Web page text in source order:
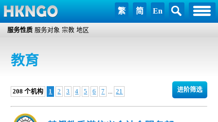
繁 简 En
服务性质 服务对象 宗教 地区
教育
进阶筛选
208 个机构 1 2 3 4 5 6 7 ... 21